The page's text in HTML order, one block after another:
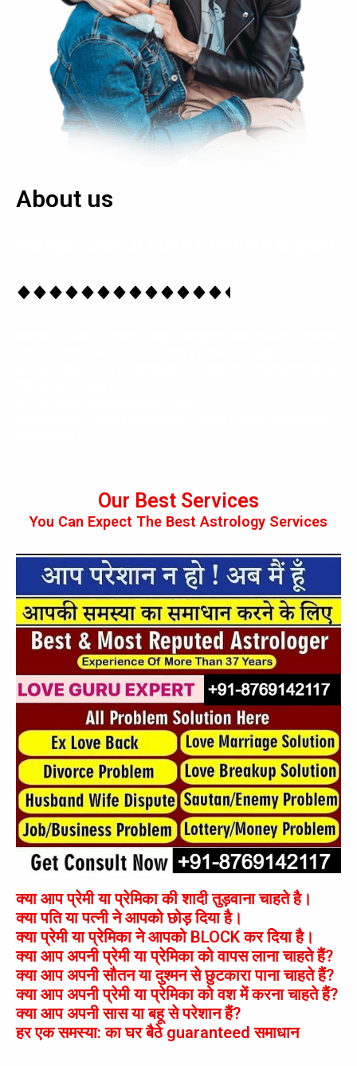
About us
Our Best Services
You Can Expect The Best Astrology Services
क्या आप प्रेमी या प्रेमिका की शादी तुड़वाना चाहते है।
क्या पति या पत्नी ने आपको छोड़ दिया है।
क्या प्रेमी या प्रेमिका ने आपको BLOCK कर दिया है।
क्या आप अपनी प्रेमी या प्रेमिका को वापस लाना चाहते हैं?
क्या आप अपनी सौतन या दुश्मन से छुटकारा पाना चाहते हैं?
क्या आप अपनी प्रेमी या प्रेमिका को वश में करना चाहते हैं?
क्या आप अपनी सास या बहू से परेशान हैं?
हर एक समस्या: का घर बैठे guaranteed समाधान